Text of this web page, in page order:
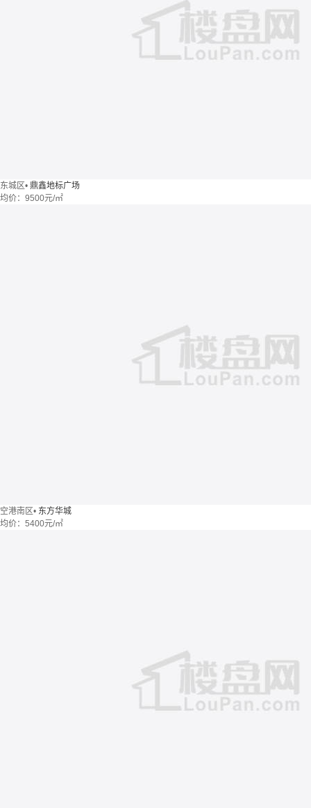
东城区• 鼎鑫地标广场
均价： 9500元/㎡
空港南区• 东方华城
均价： 5400元/㎡